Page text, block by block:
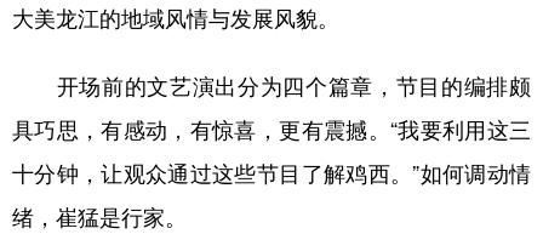
大美龙江的地域风情与发展风貌。
开场前的文艺演出分为四个篇章，节目的编排颇
具巧思，有感动，有惊喜，更有震撼。“我要利用这三
十分钟，让观众通过这些节目了解鸡西。”如何调动情
绪，崔猛是行家。